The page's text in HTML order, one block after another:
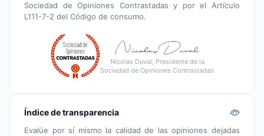
Sociedad de Opiniones Contrastadas y por el Artículo
L111-7-2 del Código de consumo.
Nicolas Duval, Presidente de la
Sociedad de Opiniones Contrastadas
Índice de transparencia
Evalúe por sí mismo la calidad de las opiniones dejadas